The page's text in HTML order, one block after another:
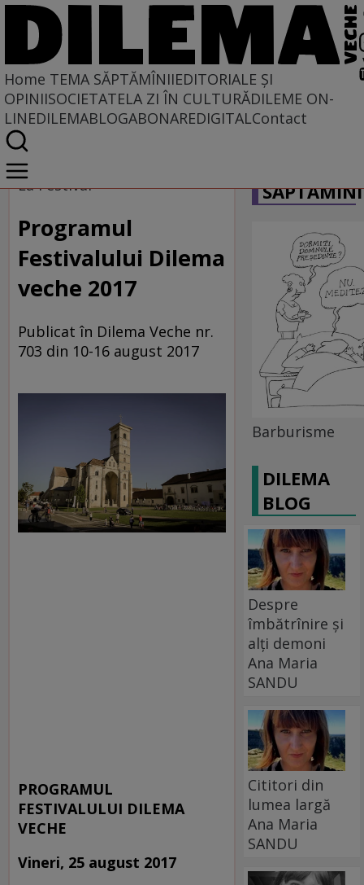
Home TEMA SĂPTĂMÎNIIEDITORIALE ȘI
OPINIISOCIETATELA ZI ÎN CULTURĂDILEME ON-
LINEDILEMABLOGABONAREDIGITALContact
Home
Tema săptămînii
La Festival
Programul
Festivalului Dilema
veche 2017
Publicat în Dilema Veche nr.
703 din 10-16 august 2017
PROGRAMUL
FESTIVALULUI DILEMA
VECHE
Vineri, 25 august 2017
Barburisme
DILEMA
BLOG
Despre
îmbătrînire și
alți demoni
Ana Maria
SANDU
Cititori din
lumea largă
Ana Maria
SANDU